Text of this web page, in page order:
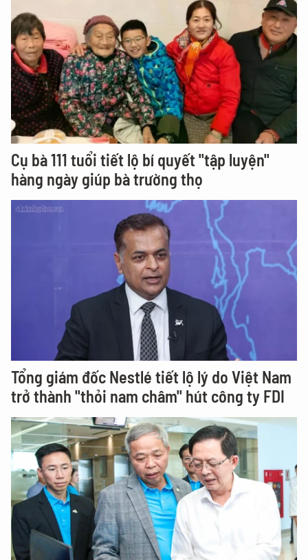
Cụ bà 111 tuổi tiết lộ bí quyết "tập luyện"
hàng ngày giúp bà trường thọ
Tổng giám đốc Nestlé tiết lộ lý do Việt Nam
trở thành "thỏi nam châm" hút công ty FDI